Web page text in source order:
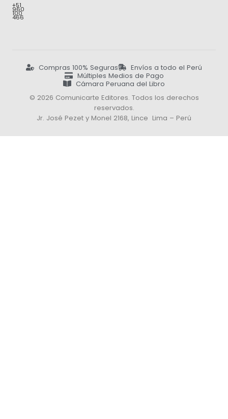
+51
960
100
466
Compras 100% Seguras
Envíos a todo el Perú
Múltiples Medios de Pago
Cámara Peruana del Libro
© 2026 Comunicarte Editores. Todos los derechos
reservados.
Jr. José Pezet y Monel 2168, Lince Lima – Perú